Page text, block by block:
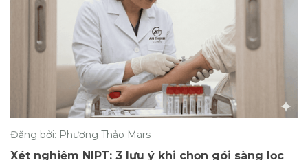
Đăng bởi: Phương Thảo Mars
Xét nghiệm NIPT: 3 lưu ý khi chọn gói sàng lọc